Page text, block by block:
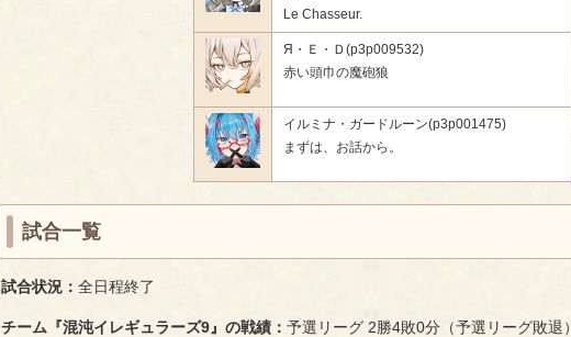
Le Chasseur.
Я・Ｅ・Ｄ(p3p009532)
赤い頭巾の魔砲狼
イルミナ・ガードルーン(p3p001475)
まずは、お話から。
試合一覧
試合状況： 全日程終了
チーム『混沌イレギュラーズ9』の戦績： 予選リーグ 2勝4敗0分（予選リーグ敗退）